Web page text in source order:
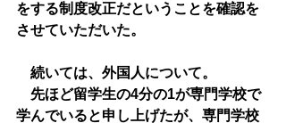
をする制度改正だということを確認を
させていただいた。
続いては、外国人について。
先ほど留学生の4分の1が専門学校で
学んでいると申し上げたが、専門学校